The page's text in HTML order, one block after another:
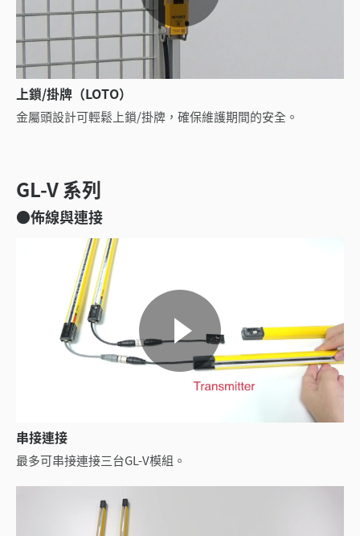
上鎖/掛牌（LOTO）
金屬頭設計可輕鬆上鎖/掛牌，確保維護期間的安全。
GL-V 系列
●佈線與連接
串接連接
最多可串接連接三台GL-V模組。